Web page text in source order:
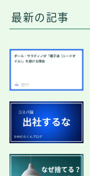
最新の記事